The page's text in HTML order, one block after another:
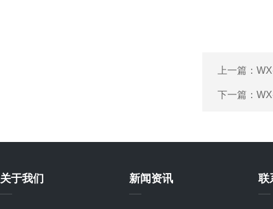
上一篇：
下一篇：
关于我们 新闻资讯 联